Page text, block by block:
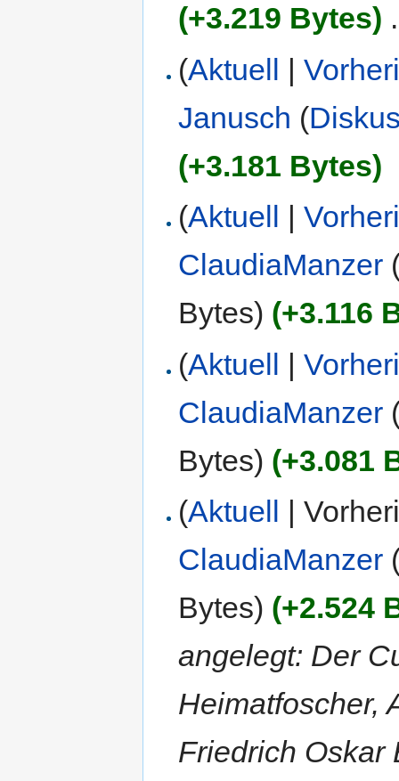
(+3.219 Bytes)
(Aktuell |
Janusch (
(+3.181 Bytes)
(Aktuell |
ClaudiaManzer
Bytes) (+3.116
(Aktuell |
ClaudiaManzer
Bytes) (+3.081
(Aktuell |
ClaudiaManzer
Bytes) (+2.524
angelegt: Der
Heimatfoscher,
Friedrich Oskar